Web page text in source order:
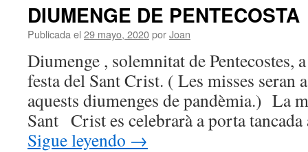
DIUMENGE DE PENTECOSTA
Publicada el 29 mayo, 2020porJoan
Diumenge , solemnitat de Pentecostes,
festa del Sant Crist. ( Les misses seran
aquests diumenges de pandèmia.) La
Sant Crist es celebrarà a porta
Sigue leyendo →